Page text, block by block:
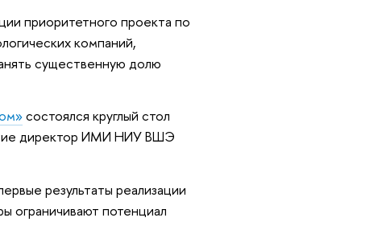
приоритетного проекта по
компаний,
существенную долю
состоялся круглый стол
директор ИМИ НИУ ВШЭ
результаты реализации
ограничивают потенциал